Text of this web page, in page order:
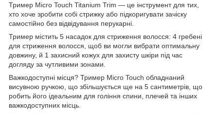
Тример Micro Touch Titanium Trim — це інструмент для тих,
хто хоче зробити собі стрижку або підкоригувати зачіску
самостійно без відвідування перукарні.
Тример містить 5 насадок для стриження волосся: 4 гребені
для стриження волосся, щоб ви могли вибрати оптимальну
довжину, й 1 захисний кожух для захисту шкіри під час
догляду за чутливими зонами.
Важкодоступні місця? Тример Micro Touch обладнаний
висувною ручкою, що збільшується ще на 5 сантиметрів, що
робить його ідеальним для гоління спини, плечей та інших
важкодоступних місць.